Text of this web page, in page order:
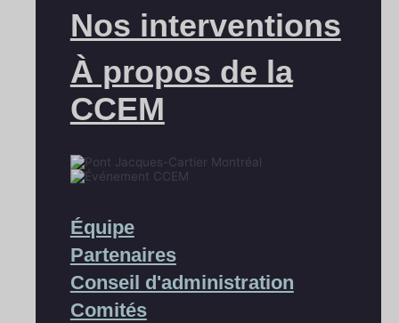
Nos interventions
À propos de la
CCEM
Équipe
Partenaires
Conseil d'administration
Comités